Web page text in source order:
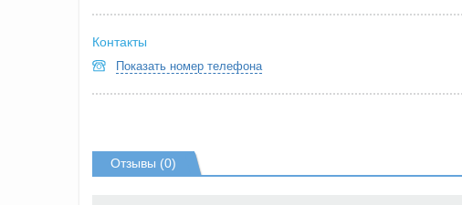
Контакты
Показать номер телефона
Отзывы (0)